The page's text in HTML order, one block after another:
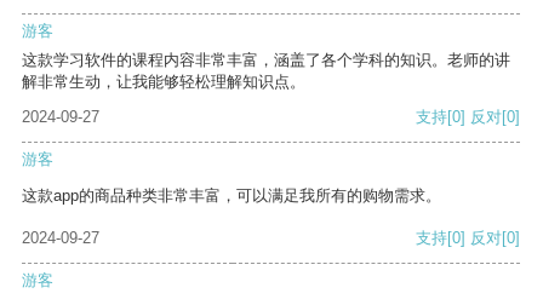
游客
这款学习软件的课程内容非常丰富，涵盖了各个学科的知识。老师的讲
解非常生动，让我能够轻松理解知识点。
2024-09-27
支持[0] 反对[0]
游客
这款app的商品种类非常丰富，可以满足我所有的购物需求。
2024-09-27 支持[0] 反对[0]
游客